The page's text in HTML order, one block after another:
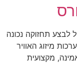
לבצע תחזוקה נכונה
מיזוג האוויר
מקצועית